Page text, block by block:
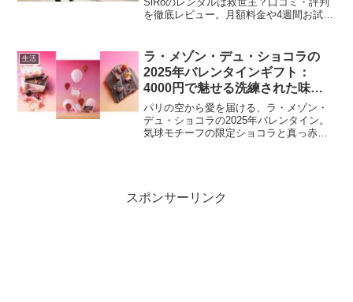
を徹底レビュー。月額料金や4週間お試
るヒントがここに。
生活
ラ・メゾン・デュ・ショコラの
2025年バレンタインギフト：
4000円で魅せる洗練された味と
美しさ
パリの空から愛を届ける、ラ・メゾン・
デュ・ショコラの2025年バレンタイン。
気球モチーフの限定ショコラと真っ赤な
なく
スポンサーリンク